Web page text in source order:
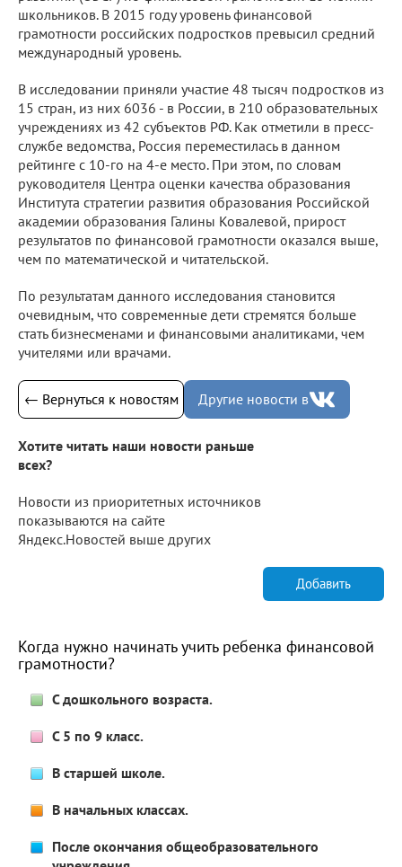
школьников. В 2015 году уровень финансовой
грамотности российских подростков превысил средний
международный уровень.
В исследовании приняли участие 48 тысяч подростков из
15 стран, из них 6036 - в России, в 210 образовательных
учреждениях из 42 субъектов РФ. Как отметили в пресс-
службе ведомства, Россия переместилась в данном
рейтинге с 10-го на 4-е место. При этом, по словам
руководителя Центра оценки качества образования
Института стратегии развития образования Российской
академии образования Галины Ковалевой, прирост
результатов по финансовой грамотности оказался выше,
чем по математической и читательской.
По результатам данного исследования становится
очевидным, что современные дети стремятся больше
стать бизнесменами и финансовыми аналитиками, чем
учителями или врачами.
← Вернуться к новостям Другие новости в
Хотите читать наши новости раньше
всех?
Новости из приоритетных источников
показываются на сайте
Яндекс.Новостей выше других
Добавить
Когда нужно начинать учить ребенка финансовой
грамотности?
С дошкольного возраста.
С 5 по 9 класс.
В старшей школе.
В начальных классах.
После окончания общеобразовательного